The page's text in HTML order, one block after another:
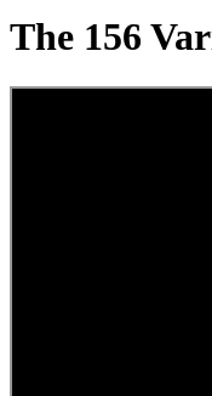
The 156